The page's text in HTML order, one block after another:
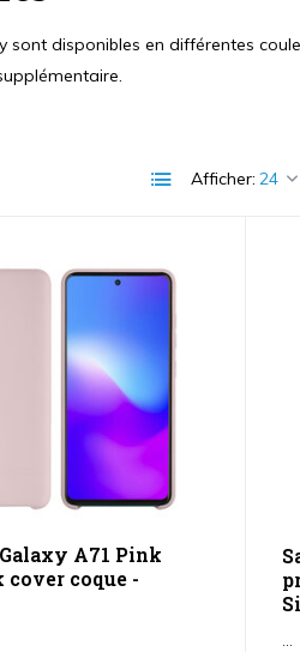
disponibles en différentes
Afficher:
A71 Pink
cover coque -
...